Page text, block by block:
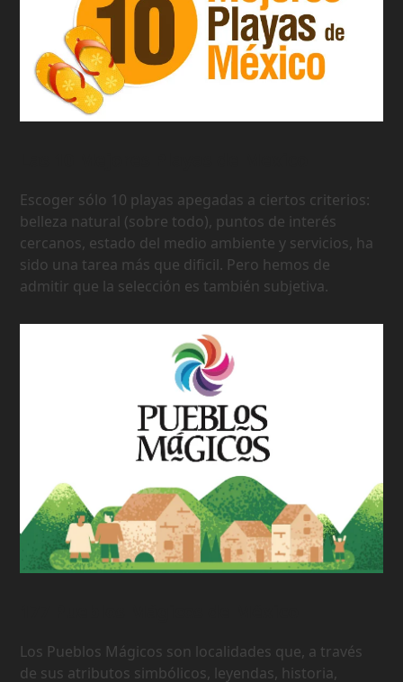
Escoger sólo 10 playas apegadas a ciertos criterios:
belleza natural (sobre todo), puntos de interés
cercanos, estado del medio ambiente y servicios, ha
sido una tarea más que dificil. Pero hemos de
admitir que la selección es también subjetiva.
Los Pueblos Mágicos son localidades que, a través
de sus atributos simbólicos, leyendas, historia,